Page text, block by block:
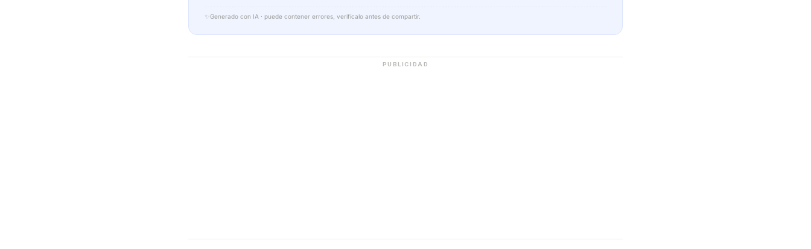
✨ Generado con IA · puede contener errores, verifícalo antes de compartir.
PUBLICIDAD